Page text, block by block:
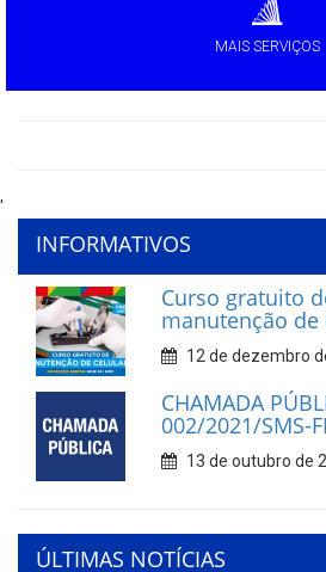
MAIS SERVIÇOS
'
INFORMATIVOS
Curso gratuito
manutenção de
12 de dezembro
CHAMADA
002/2021/SMS-
13 de outubro de
ÚLTIMAS NOTÍCIAS